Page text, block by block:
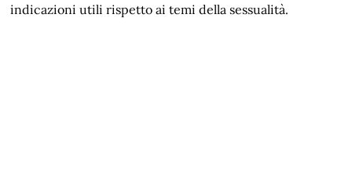
indicazioni utili rispetto ai temi della sessualità.